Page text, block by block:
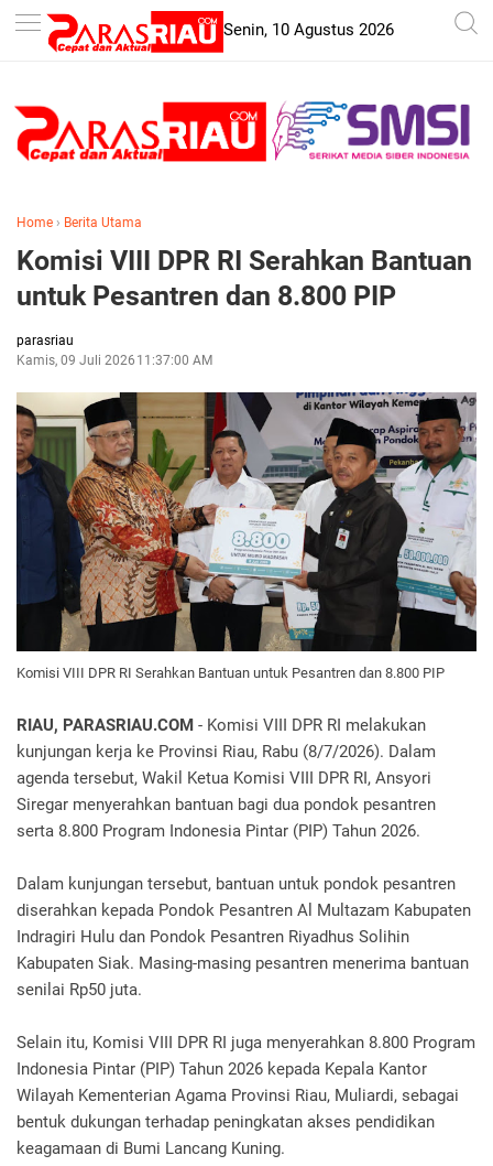
-->
Senin, 10 Agustus 2026
Home › Berita Utama
Komisi VIII DPR RI Serahkan Bantuan
untuk Pesantren dan 8.800 PIP
parasriau
Kamis, 09 Juli 2026 11:37:00 AM
Komisi VIII DPR RI Serahkan Bantuan untuk Pesantren dan 8.800 PIP
RIAU, PARASRIAU.COM - Komisi VIII DPR RI melakukan
kunjungan kerja ke Provinsi Riau, Rabu (8/7/2026). Dalam
agenda tersebut, Wakil Ketua Komisi VIII DPR RI, Ansyori
Siregar menyerahkan bantuan bagi dua pondok pesantren
serta 8.800 Program Indonesia Pintar (PIP) Tahun 2026.
Dalam kunjungan tersebut, bantuan untuk pondok pesantren
diserahkan kepada Pondok Pesantren Al Multazam Kabupaten
Indragiri Hulu dan Pondok Pesantren Riyadhus Solihin
Kabupaten Siak. Masing-masing pesantren menerima bantuan
senilai Rp50 juta.
Selain itu, Komisi VIII DPR RI juga menyerahkan 8.800 Program
Indonesia Pintar (PIP) Tahun 2026 kepada Kepala Kantor
Wilayah Kementerian Agama Provinsi Riau, Muliardi, sebagai
bentuk dukungan terhadap peningkatan akses pendidikan
keagamaan di Bumi Lancang Kuning.